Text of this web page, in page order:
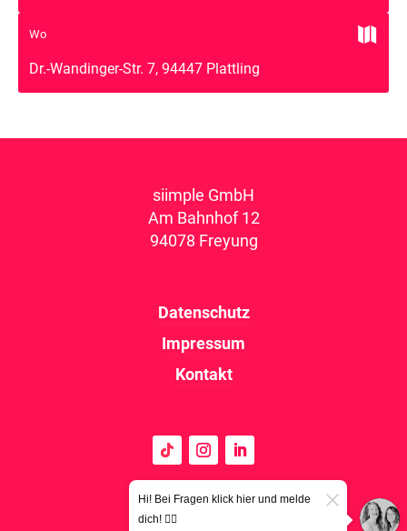
Wo 
Dr.-Wandinger-Str. 7, 94447 Plattling
siimple GmbH
Am Bahnhof 12
94078 Freyung
Datenschutz
Impressum
Kontakt
Hi! Bei Fragen klick hier und melde
dich! 👉🏼